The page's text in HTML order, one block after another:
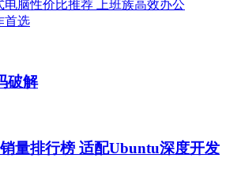
破解
量排行榜 适配Ubuntu深度开发